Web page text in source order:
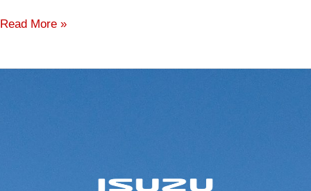
Read More »